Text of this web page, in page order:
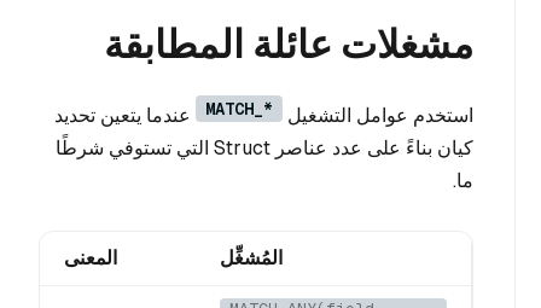
مشغلات عائلة المطابقة
استخدم عوامل التشغيل MATCH_*
عندما يتعين تحديد
كيان بناءً على عدد عناصر Struct التي تستوفي شرطًا
ما.
المُشغِّل المعنى